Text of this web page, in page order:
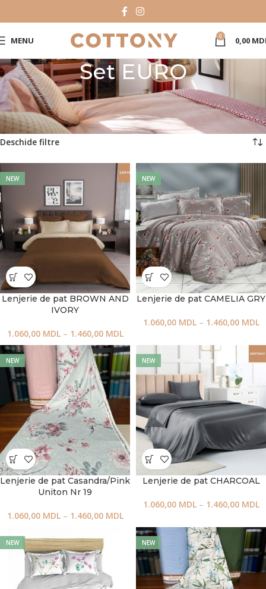
MENU 0 0,00
Set EURO
Prima pagină Catalog Produse Set lenjerie de pat Set EURO
Pagina 5
Afișez 97 - 120 din 150 de rezultate
Deschide filtre
NEW
Lenjerie de pat BROWN AND
IVORY
1.060,00 MDL – 1.460,00 MDL
NEW
Lenjerie de pat CAMELIA GRY
1.060,00 MDL – 1.460,00 MDL
NEW
Lenjerie de pat Casandra/Pink
Uniton Nr 19
1.060,00 MDL – 1.460,00 MDL
NEW
Lenjerie de pat CHARCOAL
1.060,00 MDL – 1.460,00 MDL
NEW NEW